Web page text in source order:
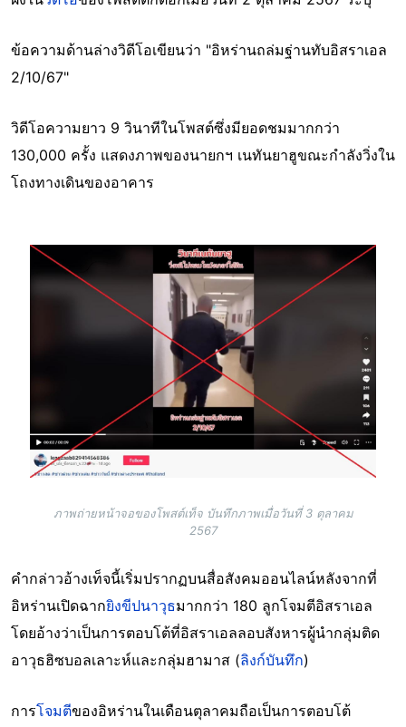
ข้อความด้านล่างวิดีโอเขียนว่า "อิหร่านถล่มฐ่านทับอิสราเอล
2/10/67"
วิดีโอความยาว 9 วินาทีในโพสต์ซึ่งมียอดชมมากกว่า
130,000 ครั้ง แสดงภาพของนายกฯ เนทันยาฮูขณะกำลังวิ่งใน
โถงทางเดินของอาคาร
Image
ภาพถ่ายหน้าจอของโพสต์เท็จ บันทึกภาพเมื่อวันที่ 3 ตุลาคม
2567
คำกล่าวอ้างเท็จนี้เริ่มปรากฏบนสื่อสังคมออนไลน์หลังจากที่
อิหร่านเปิดฉากยิงขีปนาวุธมากกว่า 180 ลูกโจมตีอิสราเอล
โดยอ้างว่าเป็นการตอบโต้ที่อิสราเอลลอบสังหารผู้นำกลุ่มติด
อาวุธฮิซบอลเลาะห์และกลุ่มฮามาส (ลิงก์บันทึก)
การโจมตีของอิหร่านในเดือนตุลาคมถือเป็นการตอบโต้